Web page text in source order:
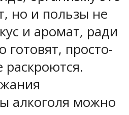
но и пользы не
и аромат, ради
готовят, просто-
раскроются.
алкоголя можно